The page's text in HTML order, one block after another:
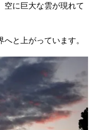
空に巨大な雲が現れて
と上がっています。